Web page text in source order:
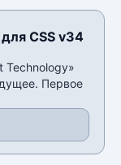
CSS v34
Technology»
Первое